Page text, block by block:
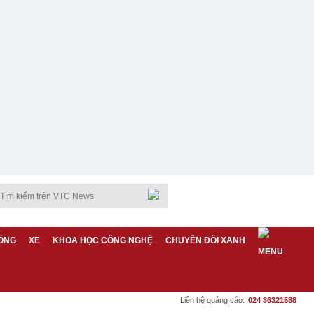
XE KHOA HỌC CÔNG NGHỆ CHUYỂN ĐỔI XANH
Liên hệ quảng cáo: 024 36321588